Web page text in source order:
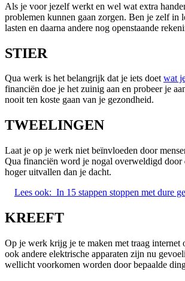
Als je voor jezelf werkt en wel wat extra
problemen kunnen gaan zorgen. Ben je zelf in
lasten en daarna andere nog openstaande
STIER
Qua werk is het belangrijk dat je iets doetwat
financiën doe je het zuinig aan en probeer je
nooit ten koste gaan van je gezondheid.
TWEELINGEN
Laat je op je werk niet beïnvloeden door
Qua financiën word je nogal overweldigd door
hoger uitvallen dan je dacht.
Lees ook: In 15 stappen stoppen met dure
KREEFT
Op je werk krijg je te maken met traag internet
ook andere elektrische apparaten zijn nu
wellicht voorkomen worden door bepaalde